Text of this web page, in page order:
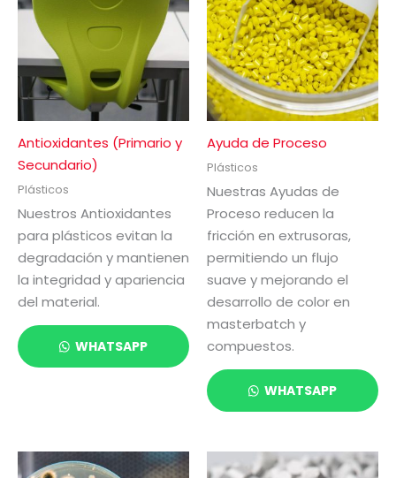
Antioxidantes (Primario y
Secundario)
Plásticos
Nuestros Antioxidantes
para plásticos evitan la
degradación y mantienen
la integridad y apariencia
del material.
WHATSAPP
Ayuda de Proceso
Plásticos
Nuestras Ayudas de
Proceso reducen la
fricción en extrusoras,
permitiendo un flujo
suave y mejorando el
desarrollo de color en
masterbatch y
compuestos.
WHATSAPP